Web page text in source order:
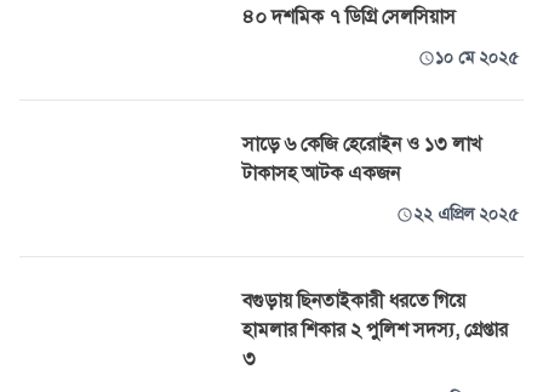
৪০ দশমিক ৭ ডিগ্রি সেলসিয়াস
১০ মে ২০২৫
সাড়ে ৬ কেজি হেরোইন ও ১৩ লাখ
টাকাসহ আটক একজন
২২ এপ্রিল ২০২৫
বগুড়ায় ছিনতাইকারী ধরতে গিয়ে
হামলার শিকার ২ পুলিশ সদস্য, গ্রেপ্তার
৩